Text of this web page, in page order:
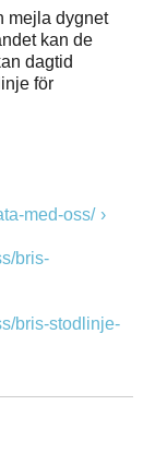
mejla dygnet
kan de
dagtid
för
med-oss/
bris-
bris-stodlinje-